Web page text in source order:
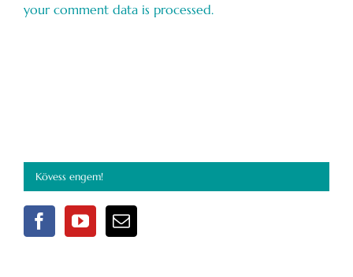
your comment data is processed.
Kövess engem!